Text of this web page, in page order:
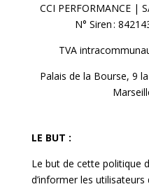
CCI PERFORMANCE |
N° Siren:
TVA
Palais de la Bourse, 9
LE BUT :
Le but de cette politique
d’informer les